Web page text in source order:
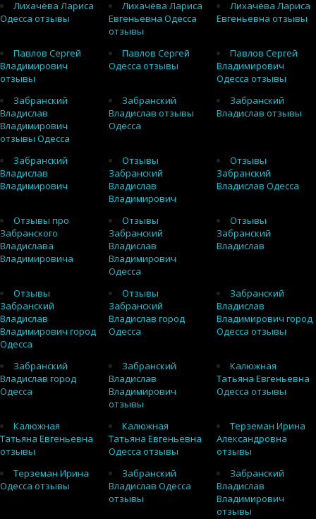
Лихачёва Лариса
Одесса отзывы
Лихачёва Лариса
Евгеньевна Одесса
отзывы
Лихачёва Лариса
Евгеньевна отзывы
Павлов Сергей
Владимирович
отзывы
Павлов Сергей
Одесса отзывы
Павлов Сергей
Владимирович
Одесса отзывы
Забранский
Владислав
Владимирович
отзывы Одесса
Забранский
Владислав отзывы
Одесса
Забранский
Владислав отзывы
Забранский
Владислав
Владимирович
Отзывы
Забранский
Владислав
Владимирович
Отзывы
Забранский
Владислав Одесса
Отзывы про
Забранского
Владислава
Владимировича
Отзывы
Забранский
Владислав
Владимирович
Одесса
Отзывы
Забранский
Владислав
Отзывы
Забранский
Владислав
Владимирович город
Одесса
Отзывы
Забранский
Владислав город
Одесса
Забранский
Владислав
Владимирович город
Одесса отзывы
Забранский
Владислав город
Одесса
Забранский
Владислав
Владимирович
отзывы
Калюжная
Татьяна Евгеньевна
Одесса отзывы
Калюжная
Татьяна Евгеньевна
отзывы
Калюжная
Татьяна Евгеньевна
Одесса отзывы
Терземан Ирина
Александровна
отзывы
Терземан Ирина
Одесса отзывы
Забранский
Владислав Одесса
отзывы
Забранский
Владислав
Владимирович
отзывы